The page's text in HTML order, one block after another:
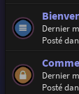
Dernier
Posté
Dernier
Posté